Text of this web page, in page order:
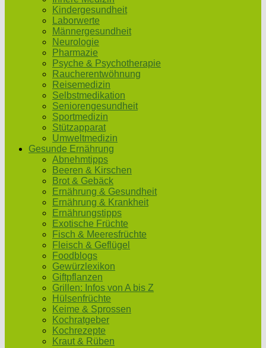
Kindergesundheit
Laborwerte
Männergesundheit
Neurologie
Pharmazie
Psyche & Psychotherapie
Raucherentwöhnung
Reisemedizin
Selbstmedikation
Seniorengesundheit
Sportmedizin
Stützapparat
Umweltmedizin
Gesunde Ernährung
Abnehmtipps
Beeren & Kirschen
Brot & Gebäck
Ernährung & Gesundheit
Ernährung & Krankheit
Ernährungstipps
Exotische Früchte
Fisch & Meeresfrüchte
Fleisch & Geflügel
Foodblogs
Gewürzlexikon
Giftpflanzen
Grillen: Infos von A bis Z
Hülsenfrüchte
Keime & Sprossen
Kochratgeber
Kochrezepte
Kraut & Rüben